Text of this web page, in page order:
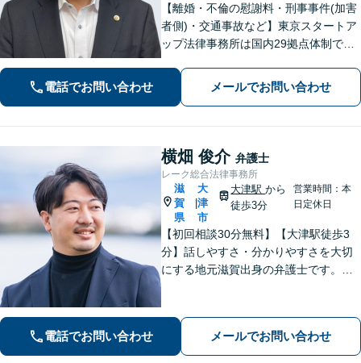
【離婚・不倫の慰謝料・刑事事件(加害
者側)・交通事故など】東京スタートア
ップ法律事務所は国内29拠点体制で全
対応(法律相談は完全予約制)】各分野で
専門性の高い弁護士が寄り添い解決を
電話でお問い合わせ メールでお問い合わせ
横畑 俊介 弁護士
レーク総合法律事務所
滋
賀
県
大
津
市
大津駅から
徒歩3分
営業時間：本
日定休日
【初回相談30分無料】【大津駅徒歩3
分】話しやすさ・分かりやすさを大切
にする地元滋賀出身の弁護士です。離
ます。一人で抱え込まず、まずはお気
軽にご相談ください。
電話でお問い合わせ メールでお問い合わせ